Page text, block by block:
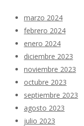
marzo 2024
febrero 2024
enero 2024
diciembre 2023
noviembre 2023
octubre 2023
septiembre 2023
agosto 2023
julio 2023